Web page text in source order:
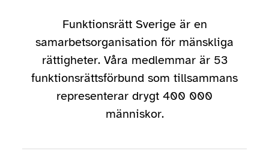
Funktionsrätt Sverige är en
samarbetsorganisation för mänskliga
rättigheter. Våra medlemmar är 53
funktionsrättsförbund som tillsammans
representerar drygt 400 000
människor.